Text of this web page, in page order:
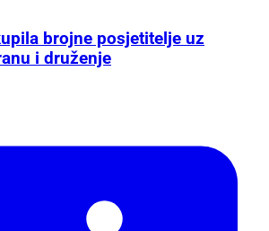
brojne posjetitelje uz
i druženje